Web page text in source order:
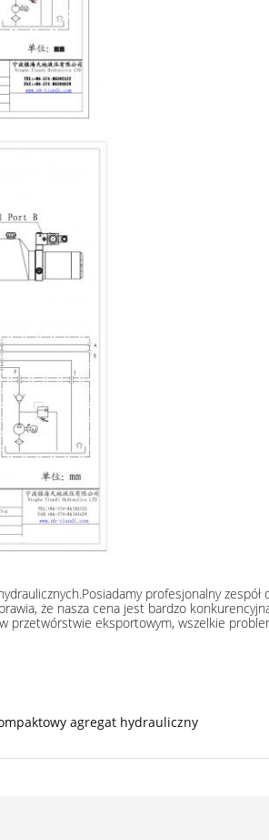
profesjonalny
że ​​nasza cena jest bardzo
przetwórstwie eksportowym, wszelkie
agregat hydrauliczny